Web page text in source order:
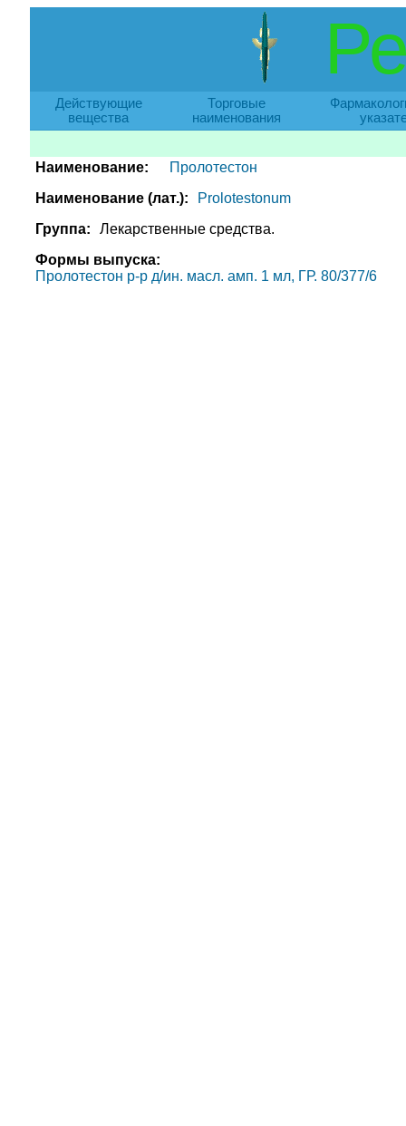
Действующие
вещества
Торговые
наименования
Наименование:
Пролотестон
Наименование (лат.):
Prolotestonum
Группа:
Лекарственные средства.
Формы выпуска:
Пролотестон р-р д/ин. масл. амп. 1 мл, ГР. 80/377/6